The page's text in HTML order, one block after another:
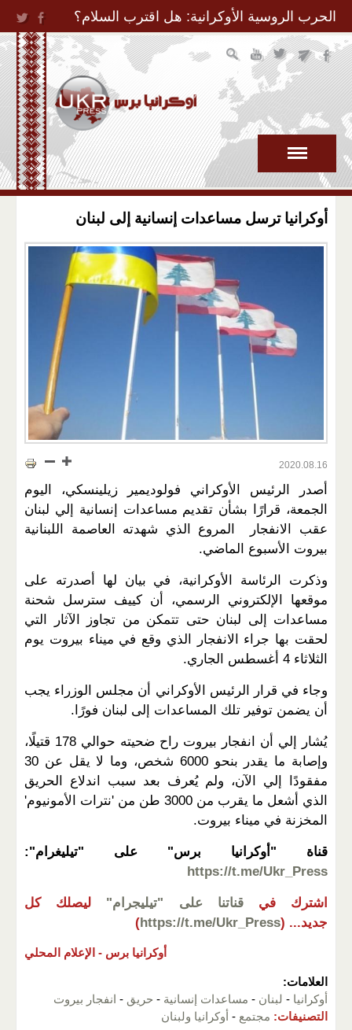
Jump to Navigation
الحرب الروسية الأوكرانية: هل اقترب السلام؟
أوكرانيا ترسل مساعدات إنسانية إلى لبنان
2020.08.16
أصدر الرئيس الأوكراني فولوديمير زيلينسكي، اليوم
الجمعة، قرارًا بشأن تقديم مساعدات إنسانية إلي لبنان
عقب الانفجار المروع الذي شهدته العاصمة اللبنانية
بيروت الأسبوع الماضي.
وذكرت الرئاسة الأوكرانية، في بيان لها أصدرته على
موقعها الإلكتروني الرسمي، أن كييف سترسل شحنة
مساعدات إلى لبنان حتى تتمكن من تجاوز الآثار التي
لحقت بها جراء الانفجار الذي وقع في ميناء بيروت يوم
الثلاثاء 4 أغسطس الجاري.
وجاء في قرار الرئيس الأوكراني أن مجلس الوزراء يجب
أن يضمن توفير تلك المساعدات إلى لبنان فورًا.
يُشار إلي أن انفجار بيروت راح ضحيته حوالي 178 قتيلًا،
وإصابة ما يقدر بنحو 6000 شخص، وما لا يقل عن 30
مفقودًا إلي الآن، ولم يُعرف بعد سبب اندلاع الحريق
الذي أشعل ما يقرب من 3000 طن من 'نترات الأمونيوم'
المخزنة في ميناء بيروت.
قناة "أوكرانيا برس" على "تيليغرام":
https://t.me/Ukr_Press
اشترك في قناتنا على "تيليجرام"
ليصلك كل
جديد... (
https://t.me/Ukr_Press
)
أوكرانيا برس - الإعلام المحلي
العلامات:
أوكرانيا - لبنان - مساعدات إنسانية - حريق - انفجار بيروت
التصنيفات: مجتمع - أوكرانيا ولبنان